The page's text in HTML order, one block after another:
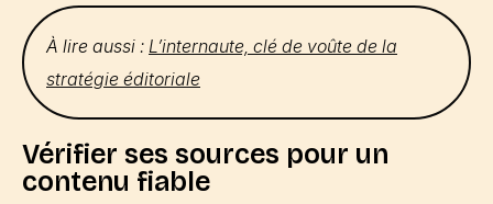
À lire aussi : L’internaute, clé de voûte de la
stratégie éditoriale
Vérifier ses sources pour un
contenu fiable